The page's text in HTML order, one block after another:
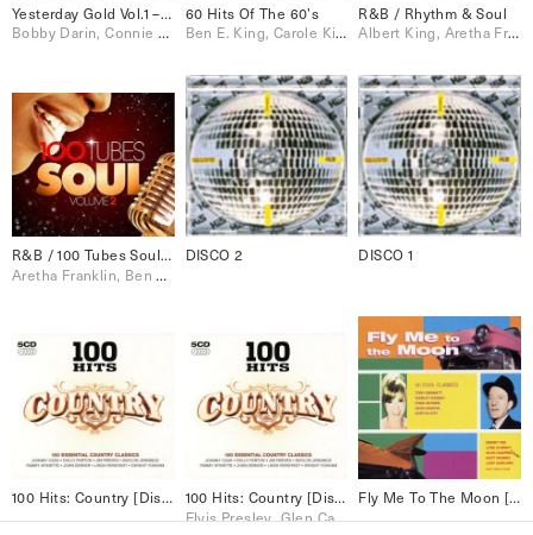
Yesterday Gold Vol.1 – 24 Golden Oldies
Bobby Darin, Connie Francis, Elvis Presley, Jerry Lee Lewis, Johnnie Ray, Johnny Preston, Little Richard, Neil Sedaka, Paul Anka, Ray Charles, The Drifters, The Everly Brothers, The Platters
60 Hits Of The 60’s
Ben E. King, Carole King, Dion, Johnny Preston, Ray Charles, Ricky Nelson, Roy Orbison, Sam Cooke, The Beatles, The Everly Brothers, The Four Seasons, The Shirelles
R&B / Rhythm & Soul
Albert King, Aretha Franklin, Dusty Springfield, James Brown, Nina Simone, Otis Redding, Sly & The Family Stone, Stevie Wonder, The Miracles, The O'Jays, The Stylistics, The Temptations
R&B / 100 Tubes Soul Vol.2
Aretha Franklin, Ben E. King, Bill Withers, Donald Byrd, Earth Wind & Fire, James Brown, Otis Redding, Ray Charles, Sarah Vaughan, The Temptations, Wilson Pickett
DISCO 2 DISCO 1
100 Hits: Country [Disc 4]
100 Hits: Country [Disc 3]
Elvis Presley, Glen Campbell, John Denver
Fly Me To The Moon [Disc 1]